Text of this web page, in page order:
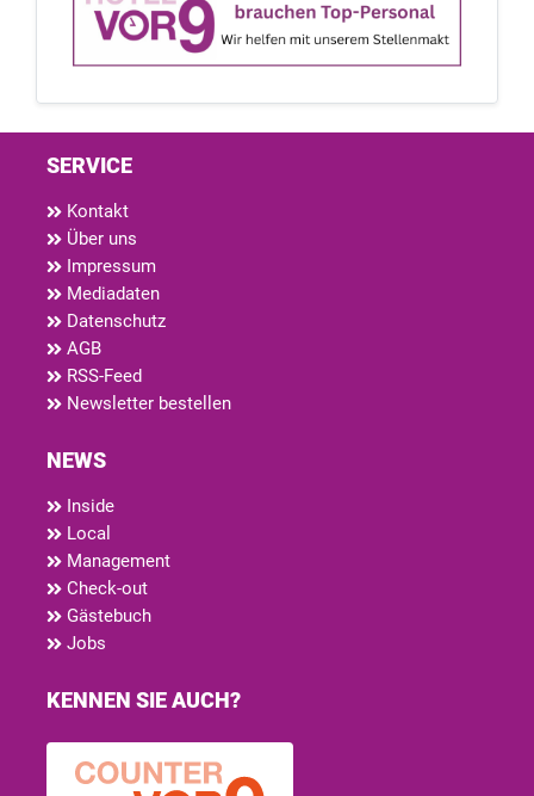
SERVICE
Kontakt
Über uns
Impressum
Mediadaten
Datenschutz
AGB
RSS-Feed
Newsletter bestellen
NEWS
Inside
Local
Management
Check-out
Gästebuch
Jobs
KENNEN SIE AUCH?